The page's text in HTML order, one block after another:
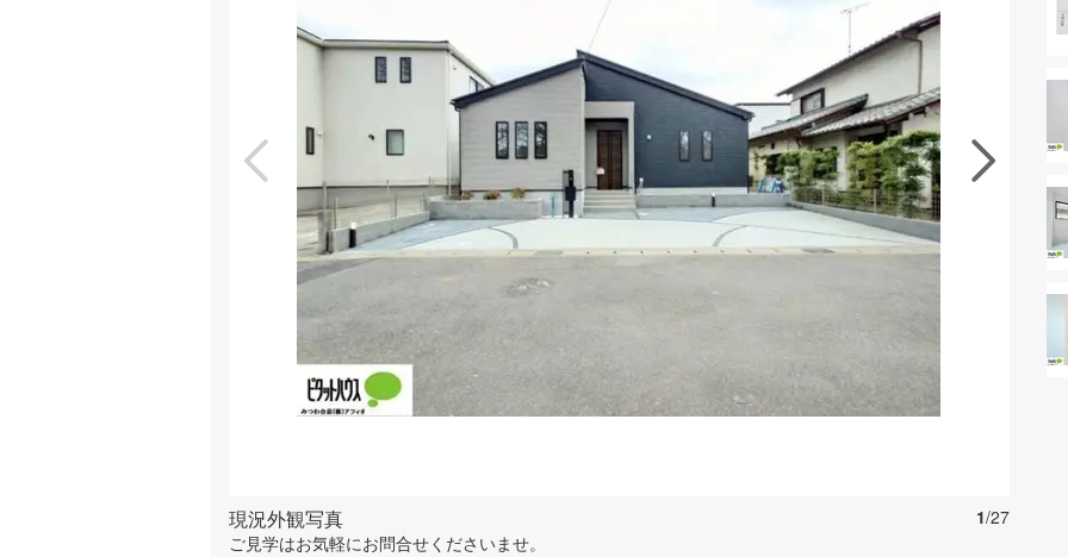
資料をもらう
室内･現地を見学する 無料
特徴の似た物件を見る
お気に入りに追加する
1/27
現況外観写真
ご見学はお気軽にお問合せくださいませ。